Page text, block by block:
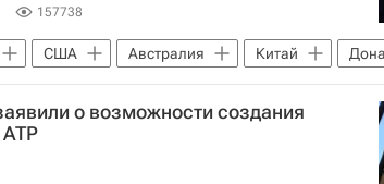
157738
США Австралия Китай
Олег Савельев НАТО Министерство
о возможности создания
АТР